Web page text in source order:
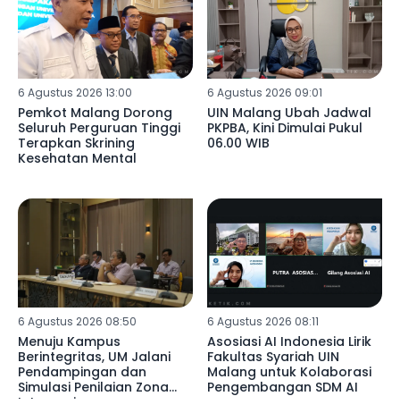
6 Agustus 2026 13:00
Pemkot Malang Dorong
Seluruh Perguruan Tinggi
Terapkan Skrining
Kesehatan Mental
6 Agustus 2026 09:01
UIN Malang Ubah Jadwal
PKPBA, Kini Dimulai Pukul
06.00 WIB
6 Agustus 2026 08:50
Menuju Kampus
Berintegritas, UM Jalani
Pendampingan dan
Simulasi Penilaian Zona
Integrasi
6 Agustus 2026 08:11
Asosiasi AI Indonesia Lirik
Fakultas Syariah UIN
Malang untuk Kolaborasi
Pengembangan SDM AI